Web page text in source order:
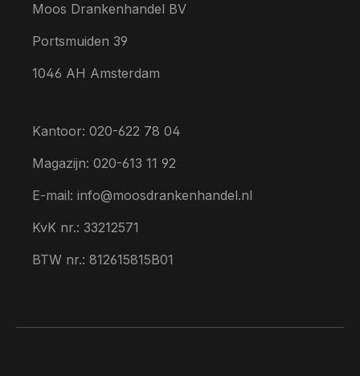
Moos Drankenhandel BV
Portsmuiden 39
1046 AH Amsterdam
Kantoor: 020-622 78 04
Magazijn: 020-613 11 92
E-mail: info@moosdrankenhandel.nl
KvK nr.: 33212571
BTW nr.: 812615815B01